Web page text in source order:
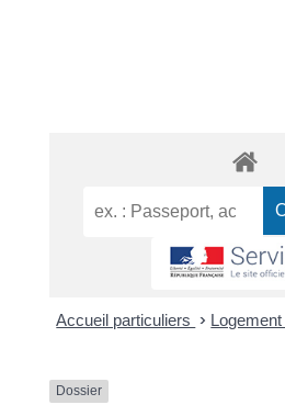
Accueil particuliers > Logement
Dossier